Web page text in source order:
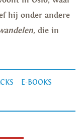
hij onder andere
, die in
E-BOOKS